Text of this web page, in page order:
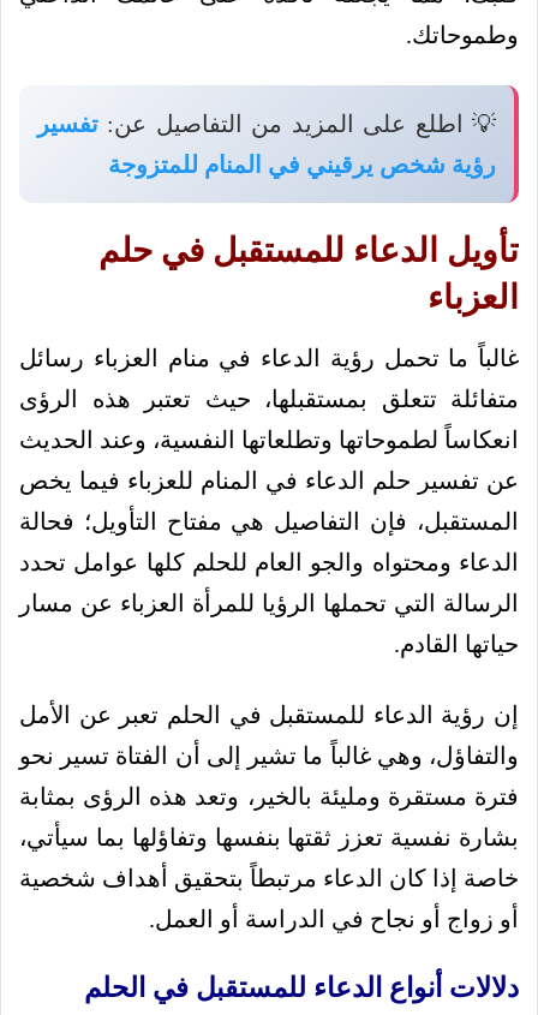
وطموحاتك.
💡 اطلع على المزيد من التفاصيل عن: تفسير
رؤية شخص يرقيني في المنام للمتزوجة
تأويل الدعاء للمستقبل في حلم
العزباء
غالباً ما تحمل رؤية الدعاء في منام العزباء رسائل
متفائلة تتعلق بمستقبلها، حيث تعتبر هذه الرؤى
انعكاساً لطموحاتها وتطلعاتها النفسية، وعند الحديث
عن تفسير حلم الدعاء في المنام للعزباء فيما يخص
المستقبل، فإن التفاصيل هي مفتاح التأويل؛ فحالة
الدعاء ومحتواه والجو العام للحلم كلها عوامل تحدد
الرسالة التي تحملها الرؤيا للمرأة العزباء عن مسار
حياتها القادم.
إن رؤية الدعاء للمستقبل في الحلم تعبر عن الأمل
والتفاؤل، وهي غالباً ما تشير إلى أن الفتاة تسير نحو
فترة مستقرة ومليئة بالخير، وتعد هذه الرؤى بمثابة
بشارة نفسية تعزز ثقتها بنفسها وتفاؤلها بما سيأتي،
خاصة إذا كان الدعاء مرتبطاً بتحقيق أهداف شخصية
أو زواج أو نجاح في الدراسة أو العمل.
دلالات أنواع الدعاء للمستقبل في الحلم